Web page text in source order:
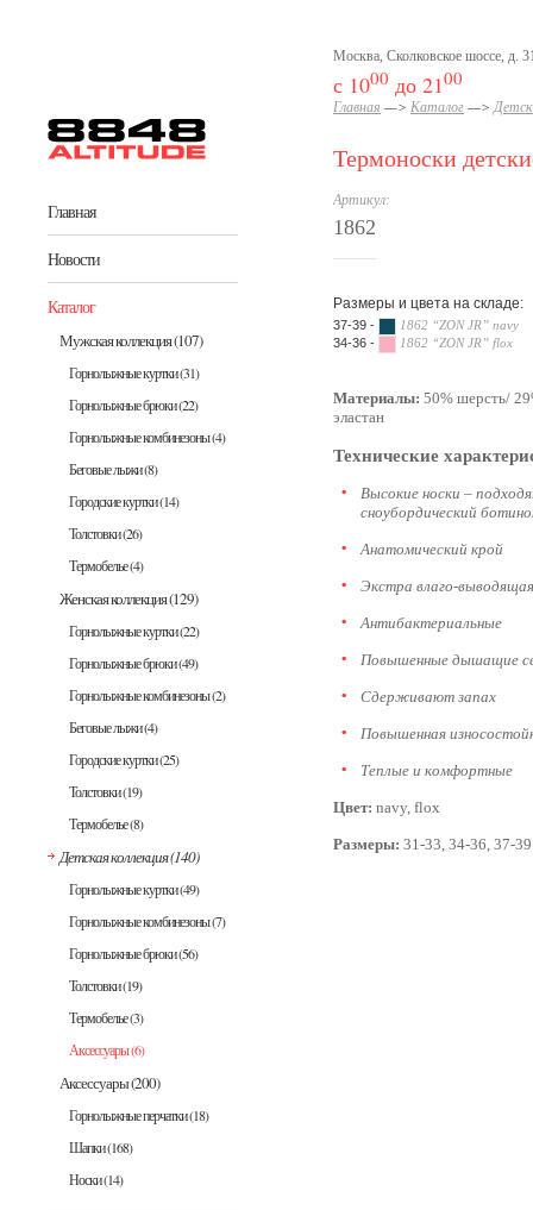
Главная
Новости
Каталог
Мужская коллекция(107)
Горнолыжные куртки(31)
Горнолыжные брюки(22)
Горнолыжные комбинезоны(4)
Беговые лыжи(8)
Городские куртки(14)
Толстовки(26)
Термобелье(4)
Женская коллекция(129)
Горнолыжные куртки(22)
Горнолыжные брюки(49)
Горнолыжные комбинезоны(2)
Беговые лыжи(4)
Городские куртки(25)
Толстовки(19)
Термобелье(8)
Детская коллекция(140)
Горнолыжные куртки(49)
Горнолыжные комбинезоны(7)
Горнолыжные брюки(56)
Толстовки(19)
Термобелье(3)
Аксессуары(6)
Аксессуары(200)
Горнолыжные перчатки(18)
Шапки(168)
Носки(14)
Москва, Сколковское шоссе, д.
с 1000 до 2100
Главная —> Каталог —>
Термоноски
Артикул:
1862
Размеры и цвета на складе:
37-39 -
1862 “ZON JR” navy
34-36 -
1862 “ZON JR” flox
Материалы: 50% шерсть/
эластан
Технические
Высокие носки –
сноубордический
Анатомический крой
Экстра влаго-
Антибактериальные
Повышенные дышащие
Сдерживают запах
Повышенная
Теплые и комфортные
Цвет: navy, flox
Размеры: 31-33, 34-36, 37-39